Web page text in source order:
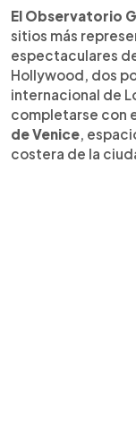
El Observatorio
sitios más
espectaculares
Hollywood, dos
internacional de
completarse con
de Venice,
costera de la